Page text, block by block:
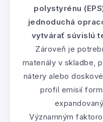
polystyrénu
jednoduchá
vytvárať súvislú
Zároveň je
materiály v skladbe,
nátery alebo
profil emisií
Významným